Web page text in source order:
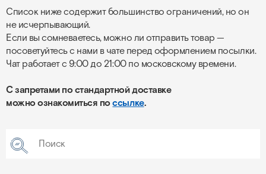
Список ниже содержит большинство ограничений, но он
не исчерпывающий.
Если вы сомневаетесь, можно ли отправить товар —
посоветуйтесь с нами в чате перед оформлением посылки.
Чат работает с 9:00 до 21:00 по московскому времени.
С запретами по стандартной доставке
можно ознакомиться поссылке.